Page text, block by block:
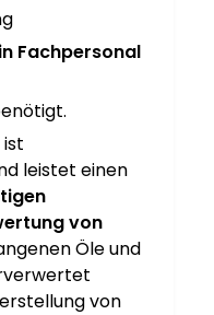
Fachpersonal
leistet einen
von
Öle und
von